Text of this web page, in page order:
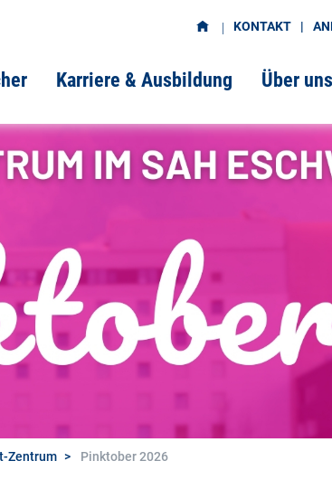
KONTAKT
Karriere & Ausbildung Über uns
Zentrum Pinktober 2026